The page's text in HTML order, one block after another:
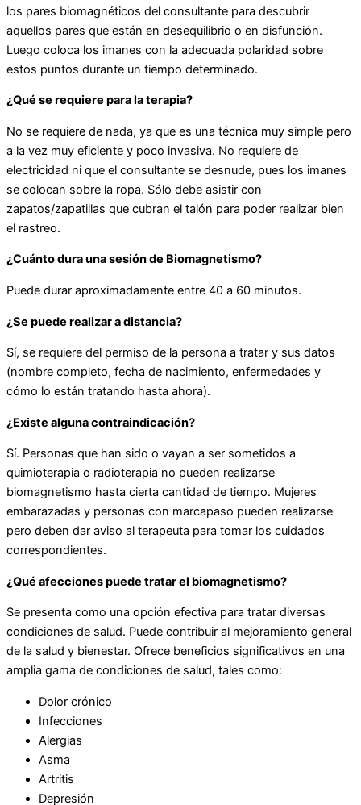
los pares biomagnéticos del consultante para descubrir
aquellos pares que están en desequilibrio o en disfunción.
Luego coloca los imanes con la adecuada polaridad sobre
estos puntos durante un tiempo determinado.
¿Qué se requiere para la terapia?
No se requiere de nada, ya que es una técnica muy simple pero
a la vez muy eficiente y poco invasiva. No requiere de
electricidad ni que el consultante se desnude, pues los imanes
se colocan sobre la ropa. Sólo debe asistir con
zapatos/zapatillas que cubran el talón para poder realizar bien
el rastreo.
¿Cuánto dura una sesión de Biomagnetismo?
Puede durar aproximadamente entre 40 a 60 minutos.
¿Se puede realizar a distancia?
Sí, se requiere del permiso de la persona a tratar y sus datos
(nombre completo, fecha de nacimiento, enfermedades y
cómo lo están tratando hasta ahora).
¿Existe alguna contraindicación?
Sí. Personas que han sido o vayan a ser sometidos a
quimioterapia o radioterapia no pueden realizarse
biomagnetismo hasta cierta cantidad de tiempo. Mujeres
embarazadas y personas con marcapaso pueden realizarse
pero deben dar aviso al terapeuta para tomar los cuidados
correspondientes.
¿Qué afecciones puede tratar el biomagnetismo?
Se presenta como una opción efectiva para tratar diversas
condiciones de salud. Puede contribuir al mejoramiento general
de la salud y bienestar. Ofrece beneficios significativos en una
amplia gama de condiciones de salud, tales como:
Dolor crónico
Infecciones
Alergias
Asma
Artritis
Depresión